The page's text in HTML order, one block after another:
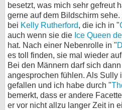
besetzt, was mich sehr gefreut
gerne auf dem Bildschirm
bei Kelly Rutherford, die ich in "
auch wenn sie die Ice Queen
hat. Nach einer Nebenrolle in "
es toll finden, sie mal wieder
Bei den Männern darf sich
angesprochen fühlen. Als Sully
gefallen und ich habe durch "
bemerkt, dass er andere
er vor nicht allzu langer Zeit in